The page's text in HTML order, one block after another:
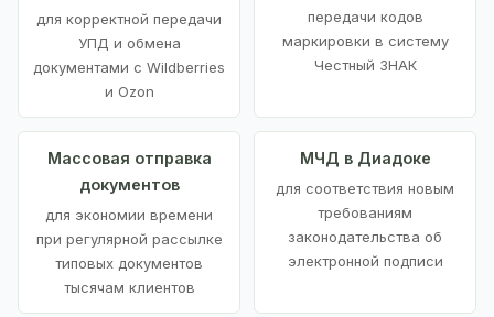
для корректной передачи
УПД и обмена
документами с Wildberries
и Ozon
передачи кодов
маркировки в систему
Честный ЗНАК
Массовая отправка
документов
для экономии времени
при регулярной рассылке
типовых документов
тысячам клиентов
МЧД в Диадоке
для соответствия новым
требованиям
законодательства об
электронной подписи